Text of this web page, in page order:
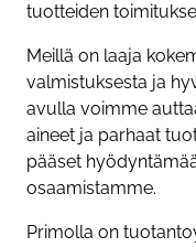
tuotteiden
Meillä on laaja
valmistuksesta ja
avulla voimme
aineet ja parhaat
pääset
osaamistamme.
Primolla on